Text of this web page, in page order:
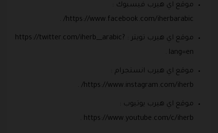
موقع اي هيرب فيسبوك :
https://www.facebook.com/iherbarabic/ .
موقع اي هيرب تويتر : https://twitter.com/iherb__arabic?
lang=en .
موقع اي هيرب انستجرام :
https://www.instagram.com/iherb/ .
موقع اي هيرب يوتيوب :
https://www.youtube.com/c/iherb .